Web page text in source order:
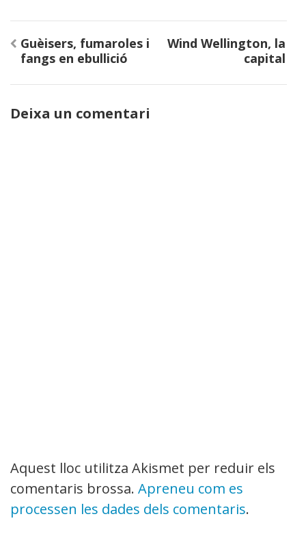
Navegació
d'entrades
Guèisers, fumaroles i
fangs en ebullició
Wind Wellington, la
capital
Deixa un comentari
Aquest lloc utilitza Akismet per reduir els
comentaris brossa. Apreneu com es
processen les dades dels comentaris.